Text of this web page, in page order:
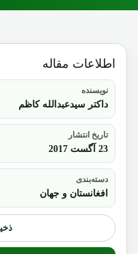
اطلاعات مقاله
نویسنده
داکتر سیدعبدالله کاظم
تاریخ انتشار
23 آگست 2017
دسته‌بندی
افغانستان و جهان